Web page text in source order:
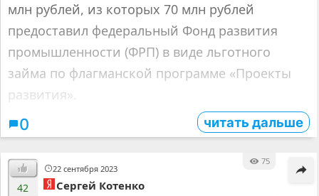
млн рублей, из которых 70 млн рублей
предоставил федеральный Фонд развития
промышленности (ФРП) в виде льготного
займа по флагманской программе «Проекты
развития».
0 читать дальше
22 сентября 2023
75
42 Сергей Котенко